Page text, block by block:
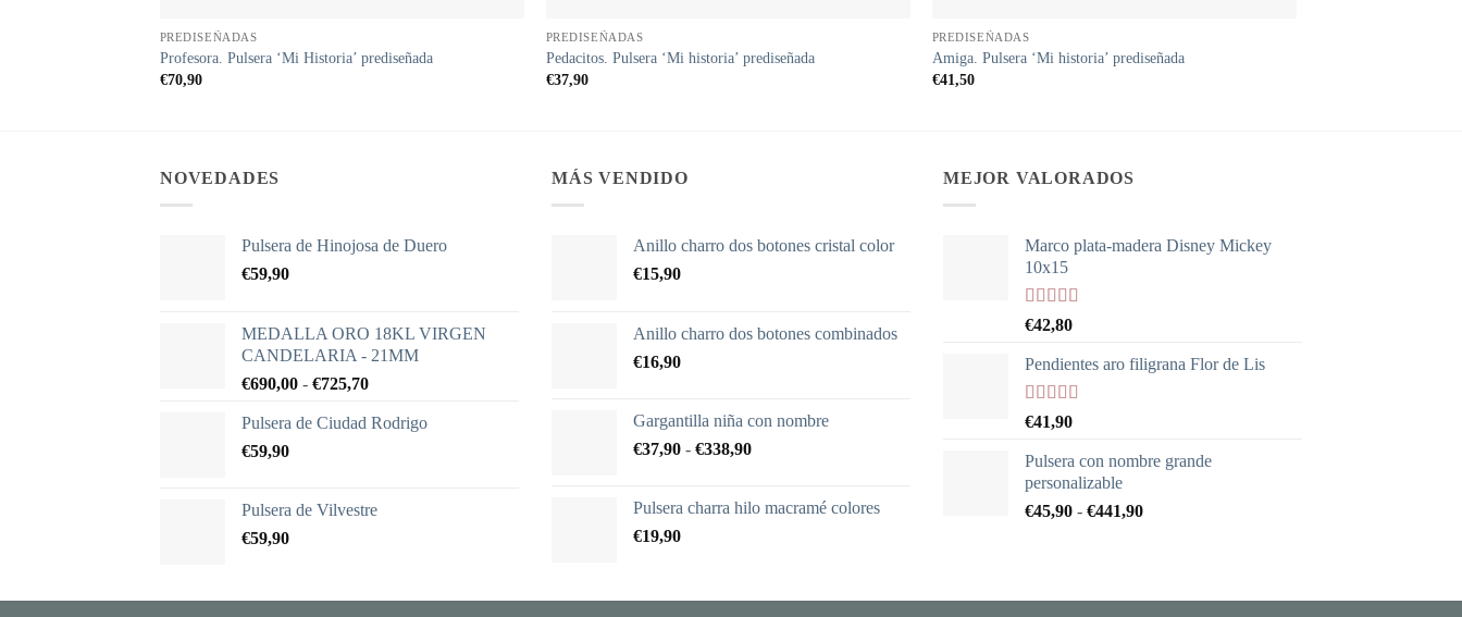
PREDISEÑADAS
Profesora. Pulsera ‘Mi Historia’ prediseñada
€70,90
PREDISEÑADAS
Pedacitos. Pulsera ‘Mi historia’ prediseñada
€37,90
PREDISEÑADAS
Amiga. Pulsera ‘Mi historia’ prediseñada
€41,50
NOVEDADES
Pulsera de Hinojosa de Duero
€59,90
MEDALLA ORO 18KL VIRGEN
CANDELARIA - 21MM
€690,00 - €725,70Rango
precios:
€725,70
Pulsera de Ciudad Rodrigo
€59,90
Pulsera de Vilvestre
€59,90
MÁS VENDIDO
Anillo charro dos botones cristal color
€15,90
Anillo charro dos botones combinados
€16,90
Gargantilla niña con nombre
€37,90 - €338,90Rango
desde
Pulsera charra hilo macramé colores
€19,90
MEJOR VALORADOS
Marco plata-madera Disney Mickey
10x15
Valorado
con
5
€42,80
Pendientes aro filigrana Flor de Lis
Valorado
con
5
€41,90
Pulsera con nombre grande
personalizable
€45,90 - €441,90Rango
€45,90